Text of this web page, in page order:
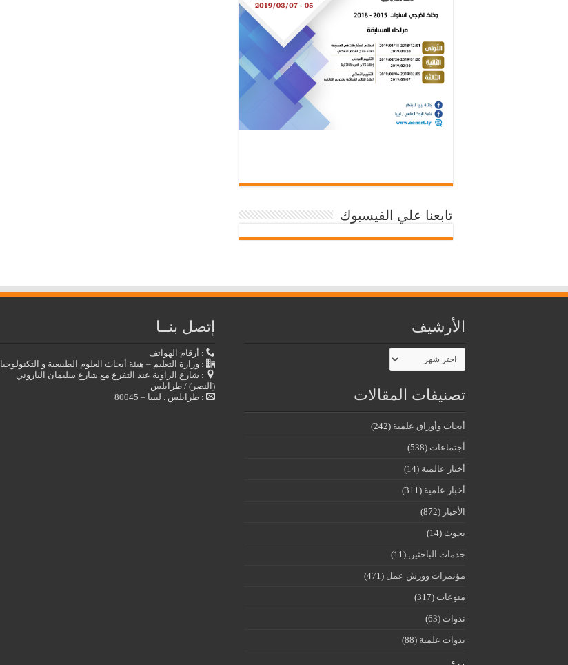
تابعنا علي الفيسبوك
الأرشيف
الأرشيف
تصنيفات المقالات
أبحاث وأوراق علمية (242)
أجتماعات (538)
أخبار عالمية (14)
أخبار علمية (311)
الأخبار (872)
بحوث (14)
خدمات الباحثين (11)
مؤتمرات وورش عمل (471)
منوعات (317)
ندوات (63)
ندوات علمية (88)
إتصل بنــا
: أرقام الهواتف
: وزارة التعليم – هيئة أبحاث العلوم الطبيعية و التكنولوجيا
: شارع الزاوية عند التفرع مع شارع سليمان الباروني
(النصر) / طرابلس
: طرابلس . ليبيا – 80045